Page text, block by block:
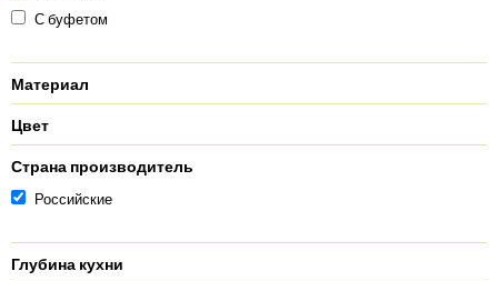
С буфетом
Материал
Цвет
Страна производитель
Российские
Глубина кухни